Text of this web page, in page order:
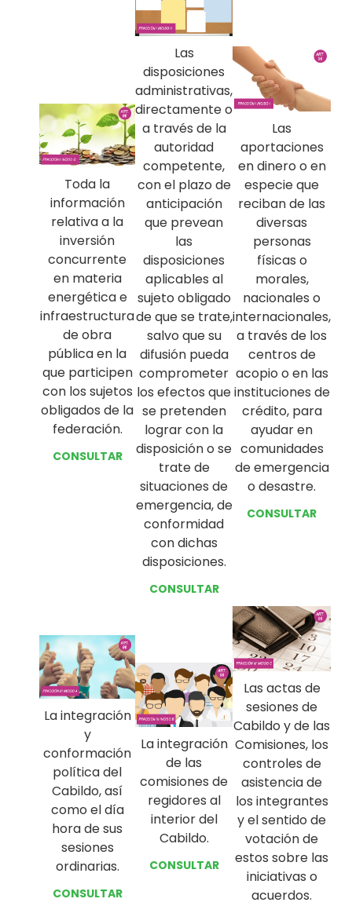
Toda la
información
relativa a la
inversión
concurrente
en materia
energética e
infraestructura
de obra
pública en la
que participen
con los sujetos
obligados de la
federación.
CONSULTAR
Las
disposiciones
administrativas,
directamente o
a través de la
autoridad
competente,
con el plazo de
anticipación
que prevean
las
disposiciones
aplicables al
sujeto obligado
de que se trate,
salvo que su
difusión pueda
comprometer
los efectos que
se pretenden
lograr con la
disposición o se
trate de
situaciones de
emergencia, de
conformidad
con dichas
disposiciones.
CONSULTAR
Las
aportaciones
en dinero o en
especie que
reciban de las
diversas
personas
físicas o
morales,
nacionales o
internacionales,
a través de los
centros de
acopio o en las
instituciones de
crédito, para
ayudar en
comunidades
de emergencia
o desastre.
CONSULTAR
La integración
y
conformación
política del
Cabildo, así
como el día
hora de sus
sesiones
ordinarias.
CONSULTAR
La integración
de las
comisiones de
regidores al
interior del
Cabildo.
CONSULTAR
Las actas de
sesiones de
Cabildo y de las
Comisiones, los
controles de
asistencia de
los integrantes
y el sentido de
votación de
estos sobre las
iniciativas o
acuerdos.